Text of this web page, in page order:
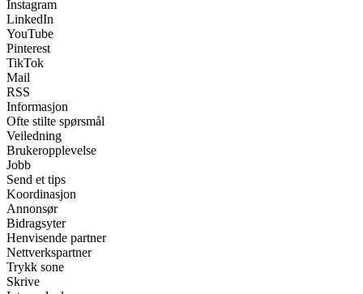
Instagram
LinkedIn
YouTube
Pinterest
TikTok
Mail
RSS
Informasjon
Ofte stilte spørsmål
Veiledning
Brukeropplevelse
Jobb
Send et tips
Koordinasjon
Annonsør
Bidragsyter
Henvisende partner
Nettverkspartner
Trykk sone
Skrive